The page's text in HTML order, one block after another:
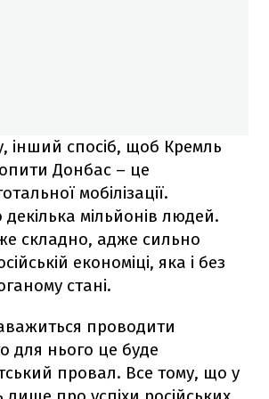
інший спосіб, щоб Кремль
Донбас – це
мобілізації.
мільйонів людей.
складно, адже сильно
економіці, яка і без
стані.
проводити
для нього це буде
провал. Все тому, що у